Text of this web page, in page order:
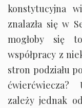
konstytucyjna
znalazła się w
mogłoby się
współpracy z
stron podziału
zależy jednak